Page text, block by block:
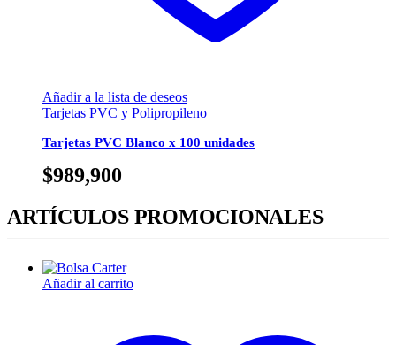
Añadir a la lista de deseos
Tarjetas PVC y Polipropileno
Tarjetas PVC Blanco x 100 unidades
$989,900
ARTÍCULOS PROMOCIONALES
Añadir al carrito